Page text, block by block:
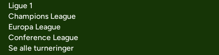
Ligue 1
Champions League
Europa League
Conference League
Se alle turneringer